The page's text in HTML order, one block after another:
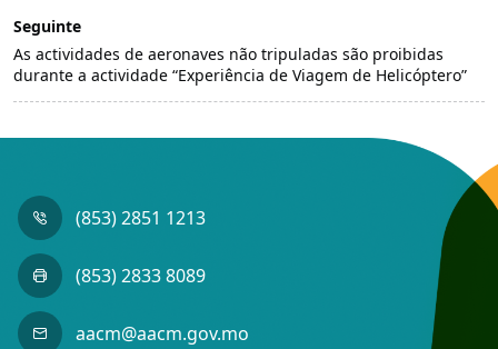
Seguinte
As actividades de aeronaves não tripuladas são proibidas
durante a actividade “Experiência de Viagem de Helicóptero”
(853) 2851 1213
(853) 2833 8089
aacm@aacm.gov.mo